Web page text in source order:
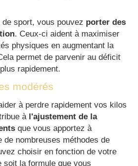
sport, vous pouvez porter des
. Ceux-ci aident à maximiser
physiques en augmentant la
permet de parvenir au déficit
rapidement.
modérés
à perdre rapidement vos kilos
à l'ajustement de la
que vous apportez à
de nombreuses méthodes de
choisir en fonction de votre
soit la formule que vous